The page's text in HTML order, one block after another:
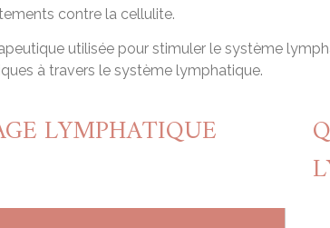
contre la cellulite.
utilisée pour stimuler le système
à travers le système lymphatique.
LYMPHATIQUE